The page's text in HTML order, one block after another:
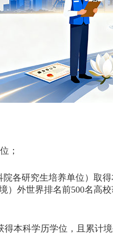
；
研究生培养单位）取
）外世界排名前500名
科学历学位，且累计